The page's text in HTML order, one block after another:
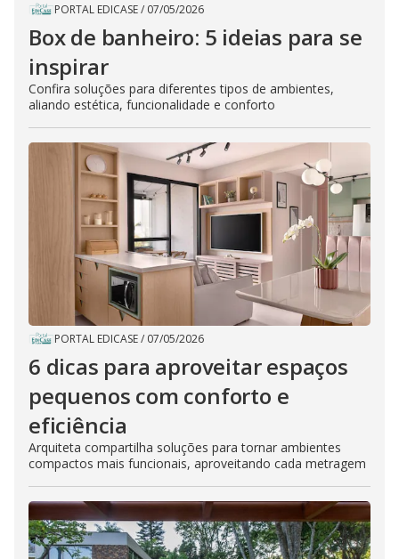
PORTAL EDICASE/ 07/05/2026
Box de banheiro: 5 ideias para se
inspirar
Confira soluções para diferentes tipos de ambientes,
aliando estética, funcionalidade e conforto
PORTAL EDICASE/ 07/05/2026
6 dicas para aproveitar espaços
pequenos com conforto e
eficiência
Arquiteta compartilha soluções para tornar ambientes
compactos mais funcionais, aproveitando cada metragem